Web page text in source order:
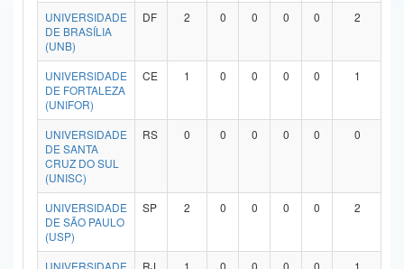
Banco Central do Brasil
UNIVERSIDADE
DE BRASÍLIA
(UNB)
DF 2 0 0 0 0 2
UNIVERSIDADE
DE FORTALEZA
(UNIFOR)
CE 1 0 0 0 0 1
UNIVERSIDADE
DE SANTA
CRUZ DO SUL
(UNISC)
RS 0 0 0 0 0 0
UNIVERSIDADE
DE SÃO PAULO
(USP)
SP 2 0 0 0 0 2
UNIVERSIDADE
RJ 1 0 0 0 0 1